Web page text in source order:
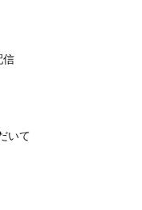
信
いて